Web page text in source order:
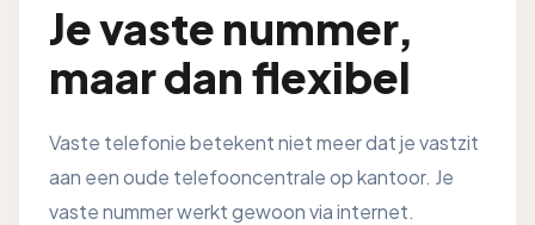
Je vaste nummer,
maar dan flexibel
Vaste telefonie betekent niet meer dat je vastzit
aan een oude telefooncentrale op kantoor. Je
vaste nummer werkt gewoon via internet.